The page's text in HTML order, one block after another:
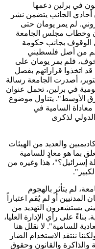
في برلين دعمها
الجانب يتضمن نشر
لم يمر يومان حتى
وخطاب مجلس الجامعة
بجانب حكومة
من أصل فلسطيني
فلم يمر يومان على
قد اتخذوا قراراتهم بفصل
ينادي باسم فلسطين. في 27 أكتوبر، أصدرت الجامعة رسالة
في برلين، تحمل عنوان
الأوسط". يتناول موضوع
معاداة السامية في
لذكرى
والعديد من الهيئات
بما هو معادٍ للسامية
إسرائيل؟"، هذا وغيره من
لم يتأثر بالهجوم
أو لم يُقم اعتباراً
يستشعرون التهديد من
بناءً على رأي الإدارة العليا،
للسامية". لا نقلل هنا
ننتقد الاستخدام الضار
والذاكرة والقانون وحقوق